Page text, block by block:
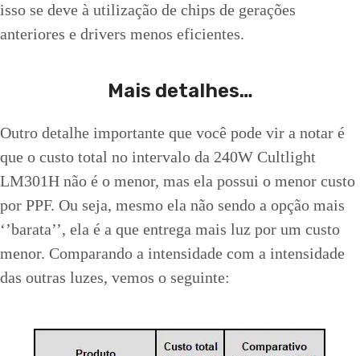
isso se deve à utilização de chips de gerações
anteriores e drivers menos eficientes.
Mais detalhes…
Outro detalhe importante que você pode vir a notar é
que o custo total no intervalo da 240W Cultlight
LM301H não é o menor, mas ela possui o menor custo
por PPF. Ou seja, mesmo ela não sendo a opção mais
‘’barata’’, ela é a que entrega mais luz por um custo
menor. Comparando a intensidade com a intensidade
das outras luzes, vemos o seguinte: